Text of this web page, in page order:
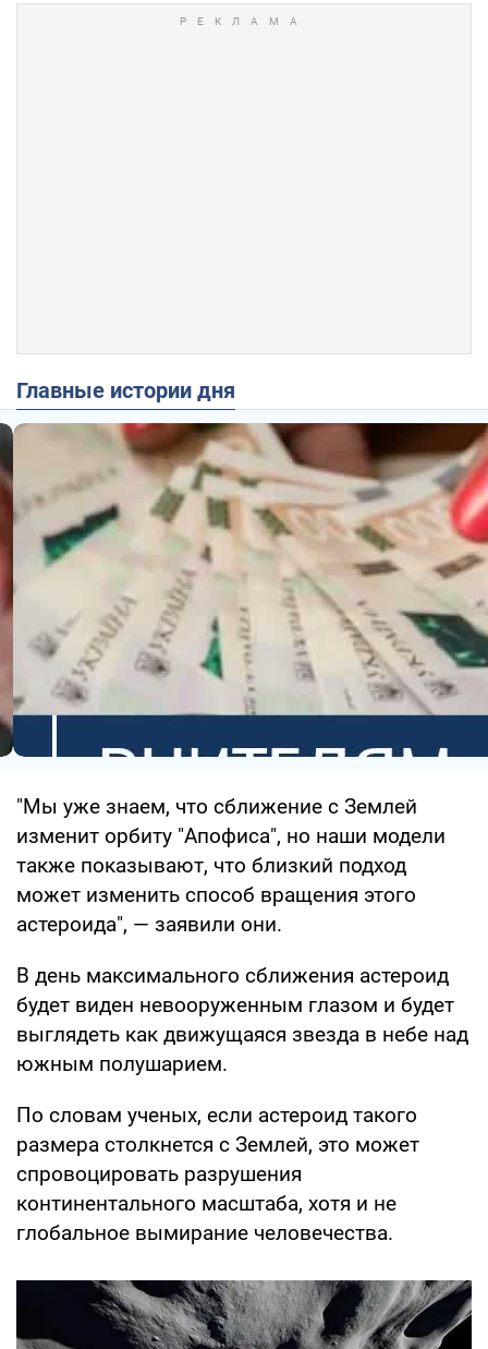
Главные истории дня
"Мы уже знаем, что сближение с Землей
изменит орбиту "Апофиса", но наши модели
также показывают, что близкий подход
может изменить способ вращения этого
астероида", — заявили они.
В день максимального сближения астероид
будет виден невооруженным глазом и будет
выглядеть как движущаяся звезда в небе над
южным полушарием.
По словам ученых, если астероид такого
размера столкнется с Землей, это может
спровоцировать разрушения
континентального масштаба, хотя и не
глобальное вымирание человечества.